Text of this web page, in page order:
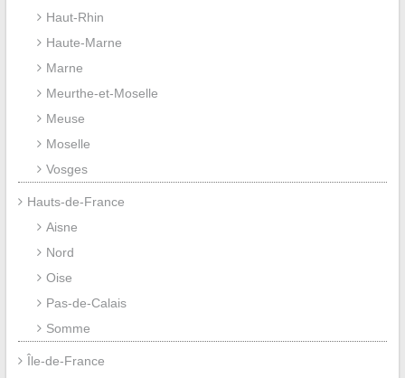
Haut-Rhin
Haute-Marne
Marne
Meurthe-et-Moselle
Meuse
Moselle
Vosges
Hauts-de-France
Aisne
Nord
Oise
Pas-de-Calais
Somme
Île-de-France